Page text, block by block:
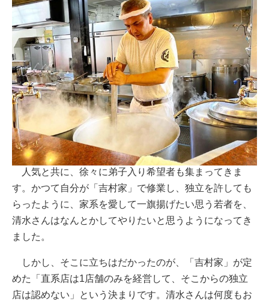
人気と共に、徐々に弟子入り希望者も集まってきま
す。かつて自分が「吉村家」で修業し、独立を許しても
らったように、家系を愛して一旗揚げたい思う若者を、
清水さんはなんとかしてやりたいと思うようになってき
ました。
しかし、そこに立ちはだかったのが、「吉村家」が定
めた「直系店は1店舗のみを経営して、そこからの独立
店は認めない」という決まりです。清水さんは何度もお